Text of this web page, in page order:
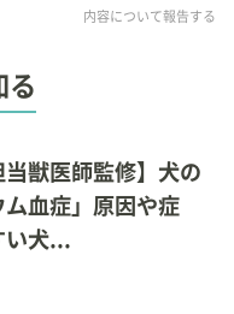
内容について報告する
る
当獣医師監修】犬の
ム血症」原因や症
い犬...